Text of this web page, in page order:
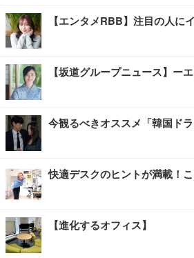
【エンタメRBB】注目の人に
【坂道グループニュース】ー
今観るべきオススメ「韓国ドラ
快適デスクのヒントが満載！
【進化するオフィス】